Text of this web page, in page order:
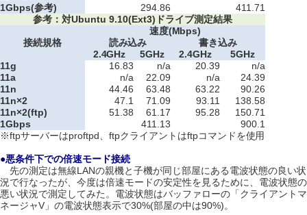
1Gbps(参考)
294.86
411.71
参考：対Ubuntu 9.10(Ext3)ドライブ測定結果
接続規格
速度(Mbps)
読み込み
書き込み
2.4GHz
5GHz 2.4GHz
5GHz
11g
16.83 n/a 20.39
n/a
11a
n/a 22.09 n/a
24.39
11n
44.46 63.48 63.22
90.26
11n×2
47.1 71.09 93.11
138.58
11n×2(ftp)
51.38 61.17 95.28
150.71
1Gbps
411.13
900.1
※ftpサーバーはproftpd、ftpクライアントはftpコマンドを使用
●悪条件下での倍速モード接続
先の測定は無線LANの親機と子機が同じ部屋にある電波状態の良い状
況で行なったが、今度は倍速モードの安定性を見るために、電波状態の
悪い状況で測定してみた。電波状態はバッファローの「クライアントマ
ネージャV」の電波状態表示で30%(部屋の中は90%)。